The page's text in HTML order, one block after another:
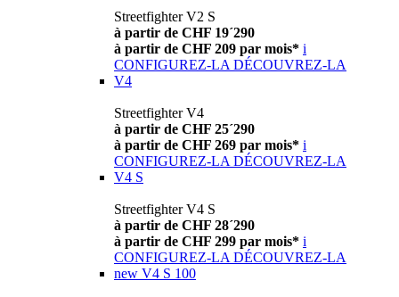
Streetfighter V2 S
à partir de CHF 19´290
à partir de CHF 209 par mois* i
CONFIGUREZ-LA DÉCOUVREZ-LA
V4
Streetfighter V4
à partir de CHF 25´290
à partir de CHF 269 par mois* i
CONFIGUREZ-LA DÉCOUVREZ-LA
V4 S
Streetfighter V4 S
à partir de CHF 28´290
à partir de CHF 299 par mois* i
CONFIGUREZ-LA DÉCOUVREZ-LA
new V4 S 100